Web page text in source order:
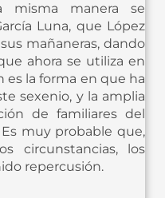
misma manera se
Luna, que López
mañaneras, dando
ahora se utiliza en
es la forma en que ha
sexenio, y la amplia
de familiares del
muy probable que,
circunstancias, los
repercusión.